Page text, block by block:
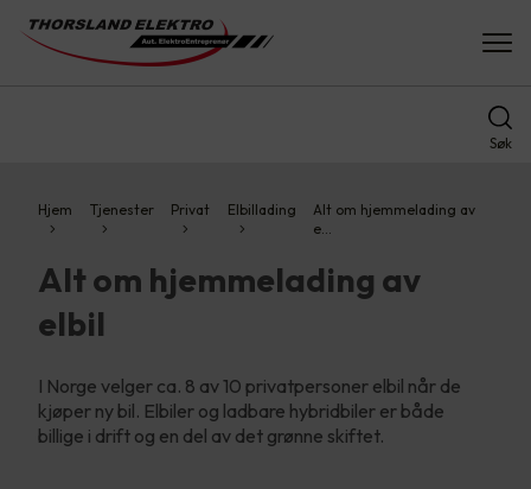
Søk
Hjem Tjenester Privat Elbillading
Alt om hjemmelading av
e…
Alt om hjemmelading av
elbil
I Norge velger ca. 8 av 10 privatpersoner elbil når de
kjøper ny bil. Elbiler og ladbare hybridbiler er både
billige i drift og en del av det grønne skiftet.